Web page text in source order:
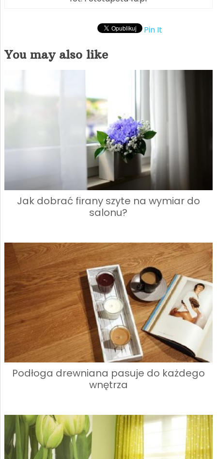
Pin It
You may also like
Jak dobrać firany szyte na wymiar do
salonu?
Podłoga drewniana pasuje do każdego
wnętrza